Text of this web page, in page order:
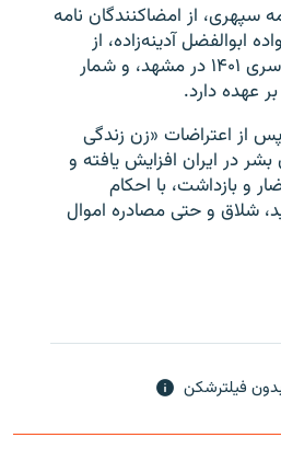
از امضاکنندگان نامه
ابوالفضل آدینه‌زاده، از
کشته‌شدگان اعتراضات سراسری ۱۴۰۱ در مشهد، و شمار
عهده دارد.
از اعتراضات «زن زندگی
در ایران افزایش یافته و
و بازداشت، با احکام
شلاق و حتی مصادره اموال
فیلترشکن